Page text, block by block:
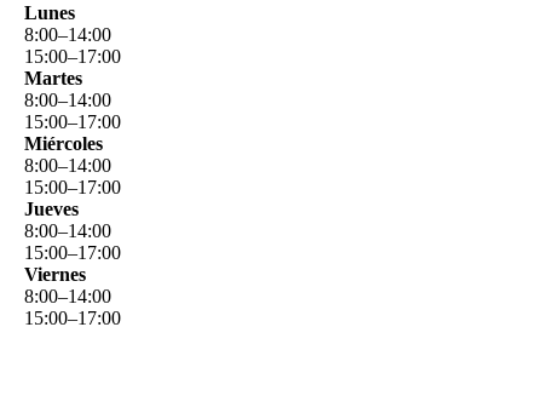
Lunes
8:00–14:00
15:00–17:00
Martes
8:00–14:00
15:00–17:00
Miércoles
8:00–14:00
15:00–17:00
Jueves
8:00–14:00
15:00–17:00
Viernes
8:00–14:00
15:00–17:00